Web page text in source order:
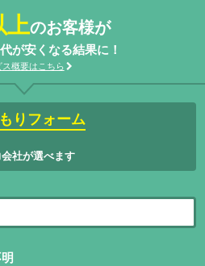
上のお客様が
が安くなる結果に！
ス概要はこちら
りフォーム
社が選べます